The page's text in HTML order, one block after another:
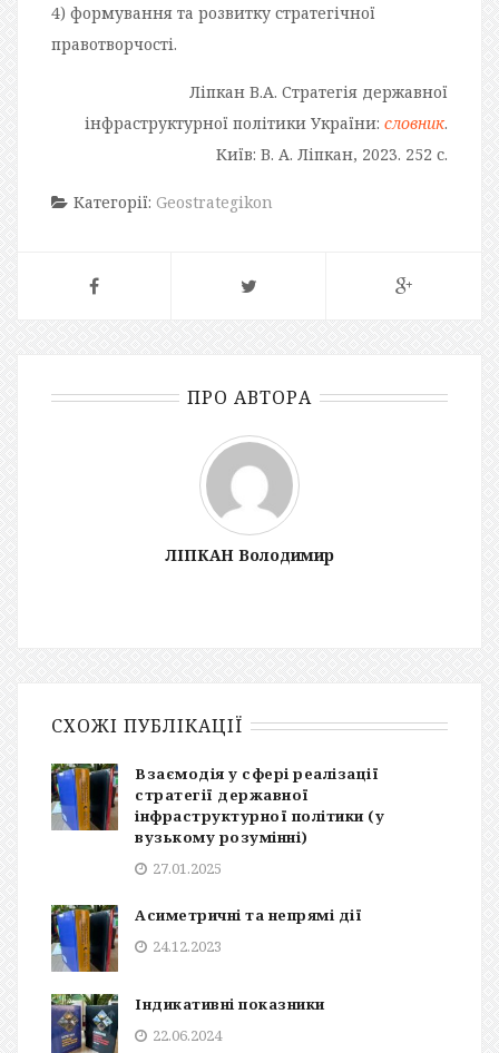
4) формування та розвитку стратегічної
правотворчості.
Ліпкан В.А. Стратегія державної
інфраструктурної політики України: словник.
Київ: В. А. Ліпкан, 2023. 252 с.
Категорії: Geostrategikon
ПРО АВТОРА
ЛІПКАН Володимир
СХОЖІ ПУБЛІКАЦІЇ
Взаємодія у сфері реалізації
стратегії державної
інфраструктурної політики (у
вузькому розумінні)
27.01.2025
Асиметричні та непрямі дії
24.12.2023
Індикативні показники
22.06.2024